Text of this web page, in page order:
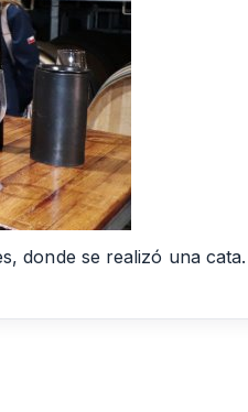
donde se realizó una cata.